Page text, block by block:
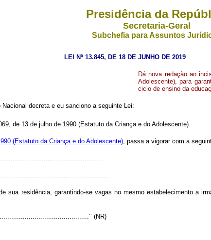
Presidência da
Secretaria-Geral
Subchefia para Assuntos
LEI Nº 13.845, DE 18 DE JUNHO DE 2019
Dá nova redação ao
Adolescente), para
ciclo de ensino da
Nacional decreta e eu sanciono a seguinte Lei:
de 13 de julho de 1990 (Estatuto da Criança e do Adolescente).
(Estatuto da Criança e do Adolescente), passa a vigorar com a
sua residência, garantindo-se vagas no mesmo estabelecimento a
(NR)